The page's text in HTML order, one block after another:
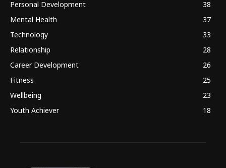
Personal Development
38
Mental Health
37
Technology
33
Relationship
28
Career Development
26
Fitness
25
Wellbeing
23
Youth Achiever
18